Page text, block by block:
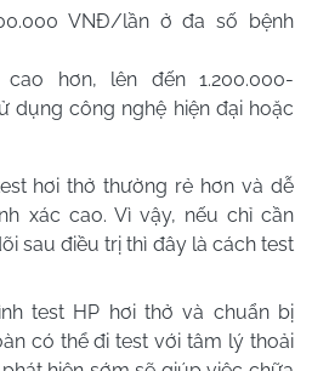
VNĐ/lần ở đa số bệnh
hơn, lên đến 1.200.000-
dụng công nghệ hiện đại hoặc
hơi thở thường rẻ hơn và dễ
xác cao. Vì vậy, nếu chỉ cần
sau điều trị thì đây là cách test
test HP hơi thở và chuẩn bị
có thể đi test với tâm lý thoải